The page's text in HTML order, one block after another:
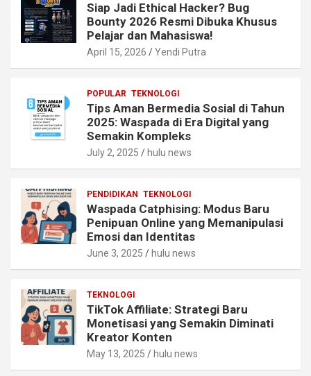
Siap Jadi Ethical Hacker? Bug
Bounty 2026 Resmi Dibuka Khusus
Pelajar dan Mahasiswa!
April 15, 2026 Yendi Putra
POPULAR TEKNOLOGI
Tips Aman Bermedia Sosial di Tahun
2025: Waspada di Era Digital yang
Semakin Kompleks
July 2, 2025 hulu news
PENDIDIKAN TEKNOLOGI
Waspada Catphising: Modus Baru
Penipuan Online yang Memanipulasi
Emosi dan Identitas
June 3, 2025 hulu news
TEKNOLOGI
TikTok Affiliate: Strategi Baru
Monetisasi yang Semakin Diminati
Kreator Konten
May 13, 2025 hulu news